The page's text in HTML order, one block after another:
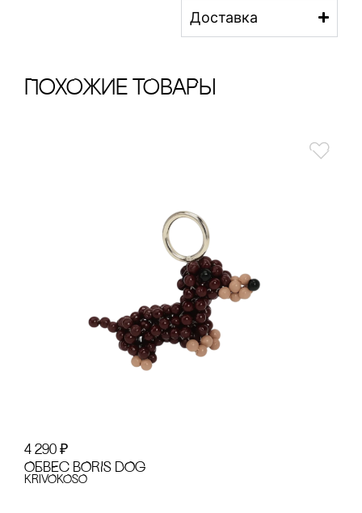
Доставка
ПохОжИе тОваРы
4 290 ₽
ОБВЕс BORIS DOG
KRiVOKOSO